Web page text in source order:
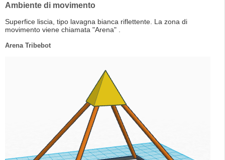
Ambiente di movimento
Superfice liscia, tipo lavagna bianca riflettente. La zona di
movimento viene chiamata "Arena" .
Arena Tribebot